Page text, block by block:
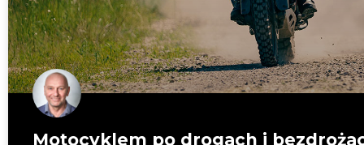
Motocyklem po drogach i